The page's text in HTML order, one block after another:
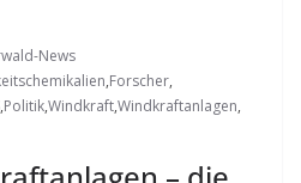
News
,Forscher,
,Politik,Windkraft,Windkraftanlagen,